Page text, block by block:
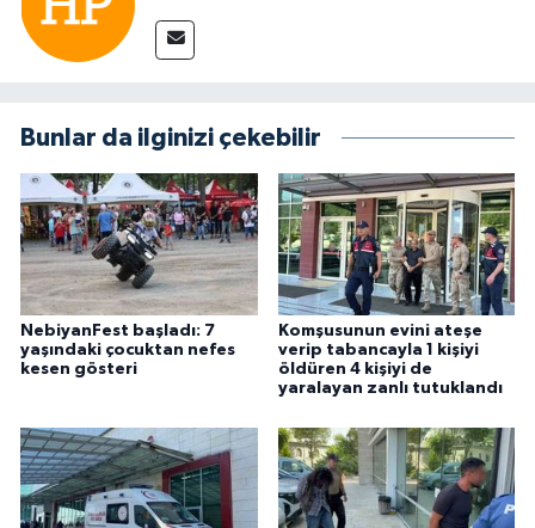
Bunlar da ilginizi çekebilir
NebiyanFest başladı: 7
yaşındaki çocuktan nefes
kesen gösteri
Komşusunun evini ateşe
verip tabancayla 1 kişiyi
öldüren 4 kişiyi de
yaralayan zanlı tutuklandı